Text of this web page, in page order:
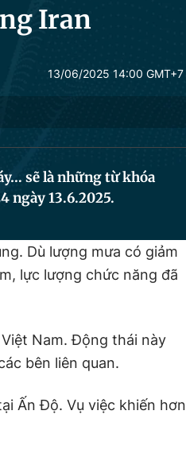
Iran
13/06/2025 14:00 GMT+7
sẽ là những từ khóa
ngày 13.6.2025.
Dù lượng mưa có giảm
lực lượng chức năng đã
Nam. Động thái này
bên liên quan.
Ấn Độ. Vụ việc khiến hơn